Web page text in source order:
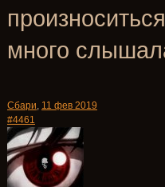
много
Сбари, 11 фев 2019
#4461